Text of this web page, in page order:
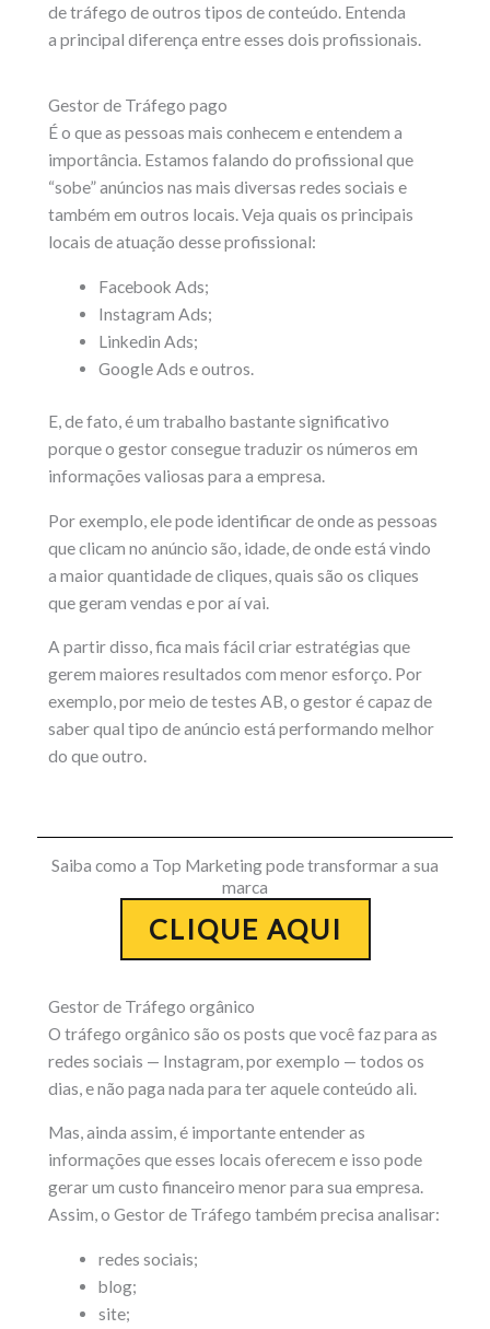
de tráfego de outros tipos de conteúdo. Entenda
a principal diferença entre esses dois profissionais.
Gestor de Tráfego pago
É o que as pessoas mais conhecem e entendem a
importância. Estamos falando do profissional que
“sobe” anúncios nas mais diversas redes sociais e
também em outros locais. Veja quais os principais
locais de atuação desse profissional:
Facebook Ads;
Instagram Ads;
Linkedin Ads;
Google Ads e outros.
E, de fato, é um trabalho bastante significativo
porque o gestor consegue traduzir os números em
informações valiosas para a empresa.
Por exemplo, ele pode identificar de onde as pessoas
que clicam no anúncio são, idade, de onde está vindo
a maior quantidade de cliques, quais são os cliques
que geram vendas e por aí vai.
A partir disso, fica mais fácil criar estratégias que
gerem maiores resultados com menor esforço. Por
exemplo, por meio de testes AB, o gestor é capaz de
saber qual tipo de anúncio está performando melhor
do que outro.
Saiba como a Top Marketing pode transformar a sua
marca
CLIQUE AQUI
Gestor de Tráfego orgânico
O tráfego orgânico são os posts que você faz para as
redes sociais — Instagram, por exemplo — todos os
dias, e não paga nada para ter aquele conteúdo ali.
Mas, ainda assim, é importante entender as
informações que esses locais oferecem e isso pode
gerar um custo financeiro menor para sua empresa.
Assim, o Gestor de Tráfego também precisa analisar:
redes sociais;
blog;
site;